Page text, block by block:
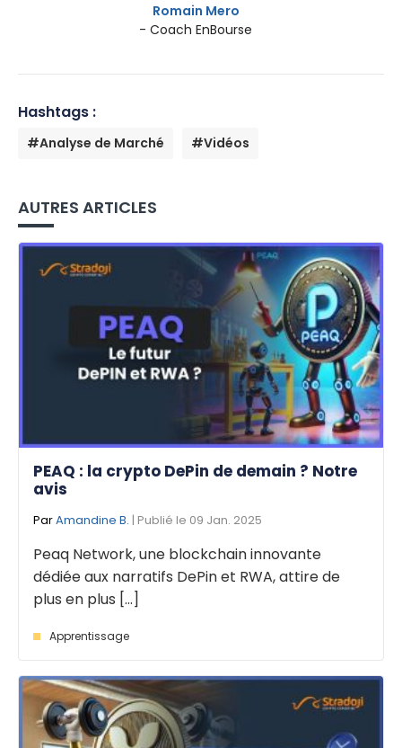
Romain Mero
- Coach EnBourse
Hashtags :
#Analyse de Marché #Vidéos
AUTRES ARTICLES
PEAQ : la crypto DePin de demain ? Notre
avis
ParAmandine B. | Publié le 09 Jan. 2025
Peaq Network, une blockchain innovante
dédiée aux narratifs DePin et RWA, attire de
plus en plus [...]
Apprentissage